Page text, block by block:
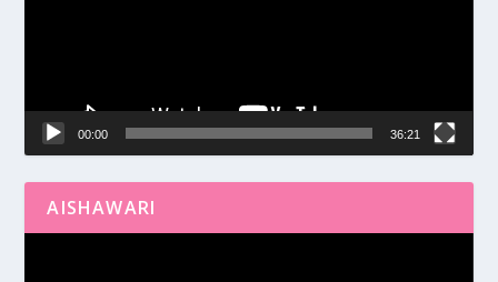
00:00 36:21
AISHAWARI